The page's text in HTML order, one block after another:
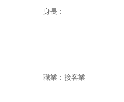
身長：
職業：接客業